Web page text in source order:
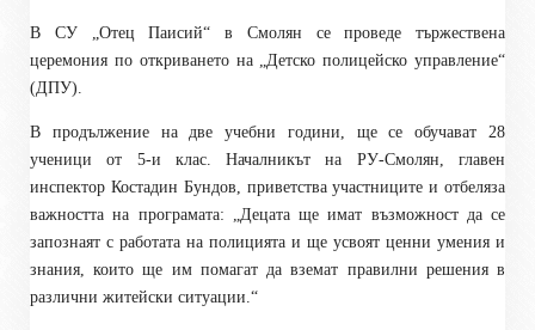
В СУ „Отец Паисий“ в Смолян се проведе тържествена
церемония по откриването на „Детско полицейско управление“
(ДПУ).
В продължение на две учебни години, ще се обучават 28
ученици от 5-и клас. Началникът на РУ-Смолян, главен
инспектор Костадин Бундов, приветства участниците и отбеляза
важността на програмата: „Децата ще имат възможност да се
запознаят с работата на полицията и ще усвоят ценни умения и
знания, които ще им помагат да вземат правилни решения в
различни житейски ситуации.“